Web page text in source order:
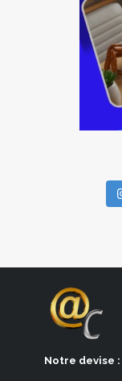
Notre devise :